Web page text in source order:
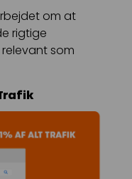
om at
rigtige
som